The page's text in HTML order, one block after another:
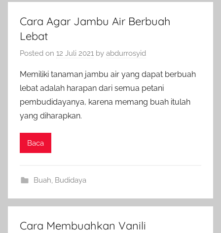
Cara Agar Jambu Air Berbuah
Lebat
Posted on 12 Juli 2021 by abdurrosyid
Memiliki tanaman jambu air yang dapat berbuah
lebat adalah harapan dari semua petani
pembudidayanya, karena memang buah itulah
yang diharapkan.
Baca
Buah, Budidaya
Cara Membuahkan Vanili